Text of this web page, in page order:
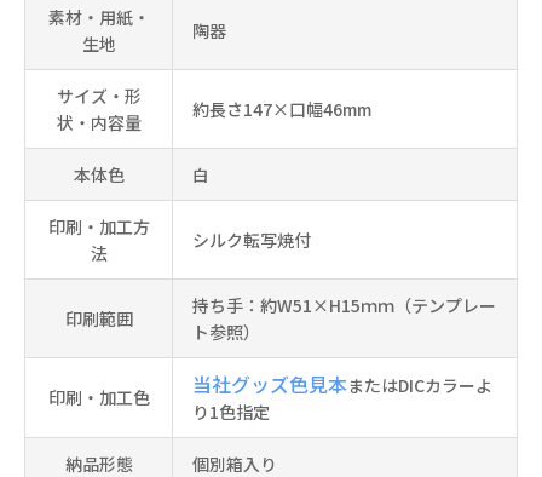
素材・用紙・
生地
陶器
サイズ・形
状・内容量
約長さ147×口幅46mm
本体色 白
印刷・加工方
法
シルク転写焼付
印刷範囲
持ち手：約W51×H15ｍｍ（テンプレー
ト参照）
印刷・加工色 当社グッズ色見本またはDICカラーよ
り1色指定
納品形態 個別箱入り